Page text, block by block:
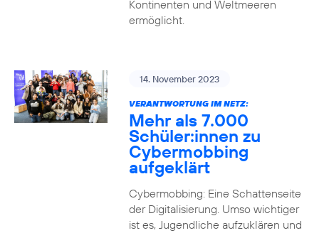
Kontinenten und Weltmeeren
ermöglicht.
14. November 2023
VERANTWORTUNG IM NETZ:
Mehr als 7.000
Schüler:innen zu
Cybermobbing
aufgeklärt
Cybermobbing: Eine Schattenseite
der Digitalisierung. Umso wichtiger
ist es, Jugendliche aufzuklären und